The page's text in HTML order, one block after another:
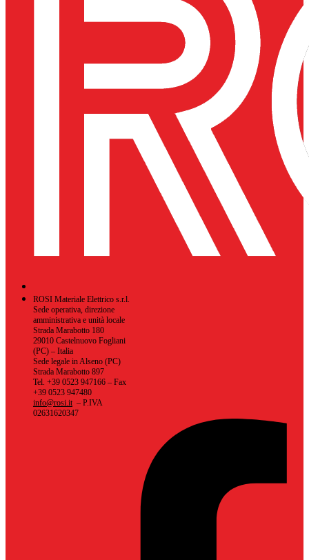
ROSI Materiale Elettrico s.r.l.
Sede operativa, direzione
amministrativa e unità locale
Strada Marabotto 180
29010 Castelnuovo Fogliani
(PC) – Italia
Sede legale in Alseno (PC)
Strada Marabotto 897
Tel. +39 0523 947166 – Fax
+39 0523 947480
info@rosi.it– P.IVA
02631620347